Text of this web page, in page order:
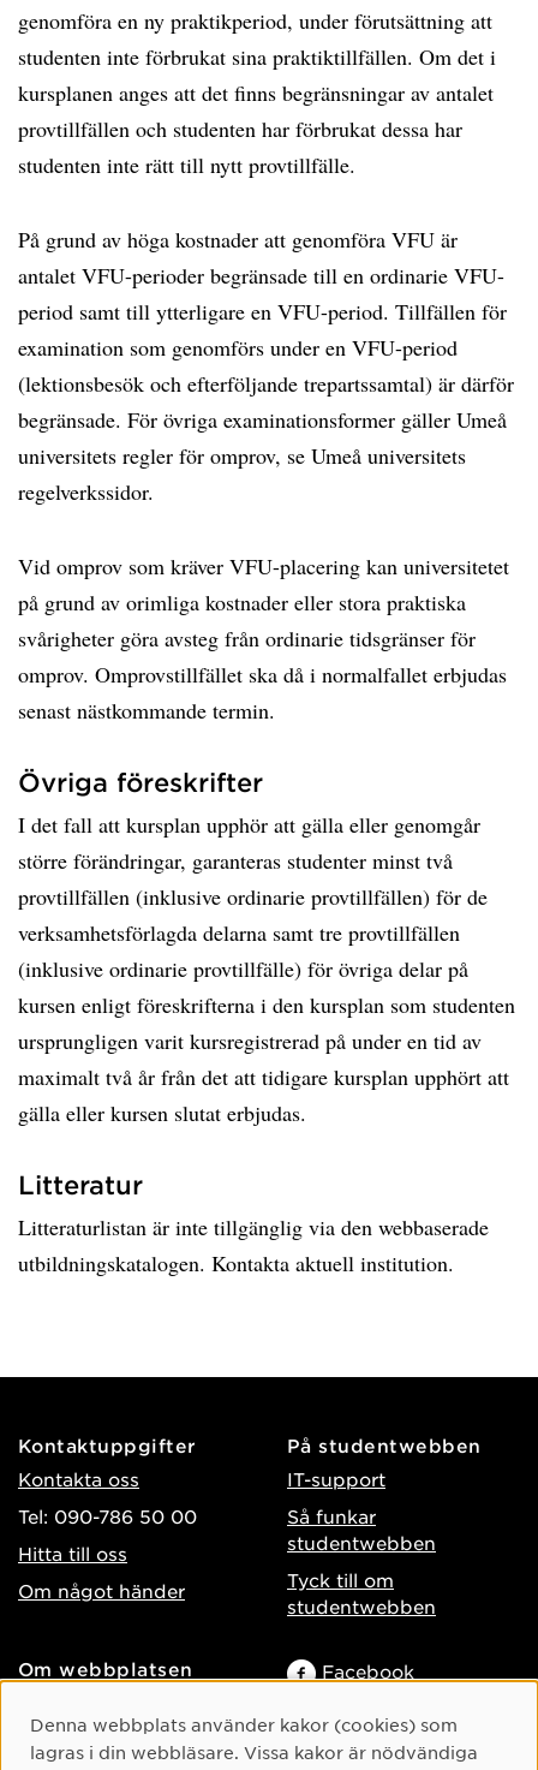
genomföra en ny praktikperiod, under förutsättning att
studenten inte förbrukat sina praktiktillfällen. Om det i
kursplanen anges att det finns begränsningar av antalet
provtillfällen och studenten har förbrukat dessa har
studenten inte rätt till nytt provtillfälle.
På grund av höga kostnader att genomföra VFU är
antalet VFU-perioder begränsade till en ordinarie VFU-
period samt till ytterligare en VFU-period. Tillfällen för
examination som genomförs under en VFU-period
(lektionsbesök och efterföljande trepartssamtal) är därför
begränsade. För övriga examinationsformer gäller Umeå
universitets regler för omprov, se Umeå universitets
regelverkssidor.
Vid omprov som kräver VFU-placering kan universitetet
på grund av orimliga kostnader eller stora praktiska
svårigheter göra avsteg från ordinarie tidsgränser för
omprov. Omprovstillfället ska då i normalfallet erbjudas
senast nästkommande termin.
Övriga föreskrifter
I det fall att kursplan upphör att gälla eller genomgår
större förändringar, garanteras studenter minst två
provtillfällen (inklusive ordinarie provtillfällen) för de
verksamhetsförlagda delarna samt tre provtillfällen
(inklusive ordinarie provtillfälle) för övriga delar på
kursen enligt föreskrifterna i den kursplan som studenten
ursprungligen varit kursregistrerad på under en tid av
maximalt två år från det att tidigare kursplan upphört att
gälla eller kursen slutat erbjudas.
Litteratur
Litteraturlistan är inte tillgänglig via den webbaserade
utbildningskatalogen. Kontakta aktuell institution.
Kontaktuppgifter
Kontakta oss
Tel: 090-786 50 00
Hitta till oss
Om något händer
På studentwebben
IT-support
Så funkar
studentwebben
Tyck till om
studentwebben
Om webbplatsen
Behandling av
Facebook
TikTok
Cookie-samtycke
Denna webbplats använder kakor (cookies) som
lagras i din webbläsare. Vissa kakor är nödvändiga